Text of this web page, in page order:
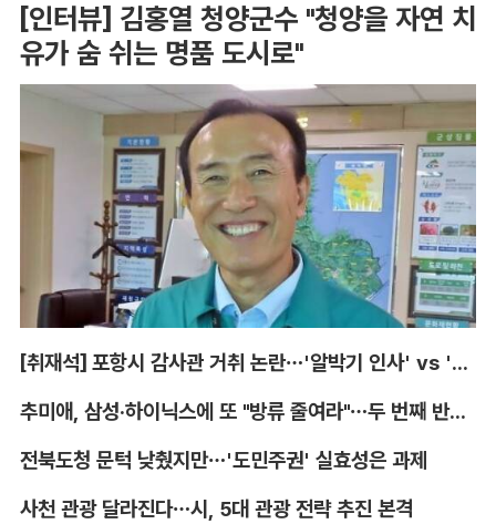
[인터뷰] 김홍열 청양군수 "청양을 자연 치
유가 숨 쉬는 명품 도시로"
[취재석] 포항시 감사관 거취 논란…'알박기 인사' vs '임기 보장'
추미애, 삼성·하이닉스에 또 "방류 줄여라"…두 번째 반도체 행정지도
전북도청 문턱 낮췄지만…'도민주권' 실효성은 과제
사천 관광 달라진다…시, 5대 관광 전략 추진 본격